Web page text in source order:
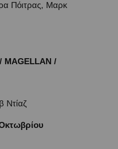
Πόιτρας, Μαρκ
/
Ντίαζ